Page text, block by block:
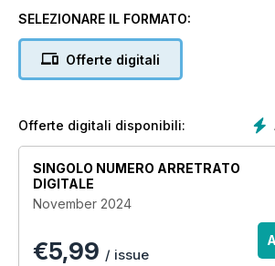
Party, Meldreth Manor Bike Show, loads
SELEZIONARE IL FORMATO:
Offerte digitali
Offerte digitali disponibili:
SINGOLO NUMERO ARRETRATO
DIGITALE
November 2024
€5,99 / issue